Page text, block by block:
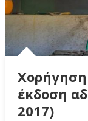
έκδοση
2017)